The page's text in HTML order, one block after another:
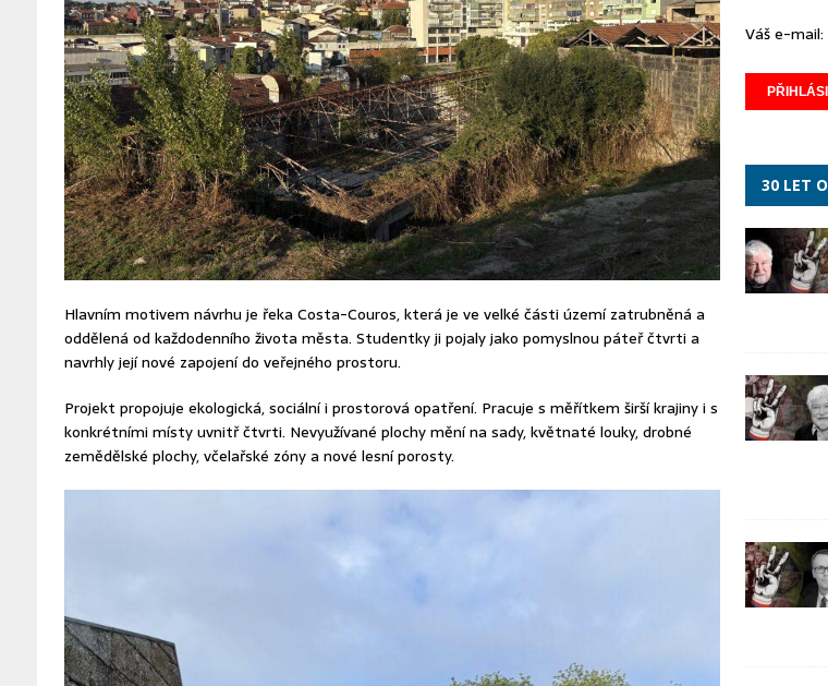
Hlavním motivem návrhu je řeka Costa-Couros, která je ve velké části území zatrubněná a
oddělená od každodenního života města. Studentky ji pojaly jako pomyslnou páteř čtvrti a
navrhly její nové zapojení do veřejného prostoru.
Projekt propojuje ekologická, sociální i prostorová opatření. Pracuje s měřítkem širší krajiny i s
konkrétními místy uvnitř čtvrti. Nevyužívané plochy mění na sady, květnaté louky, drobné
zemědělské plochy, včelařské zóny a nové lesní porosty.
Váš e-mail:
30 LET